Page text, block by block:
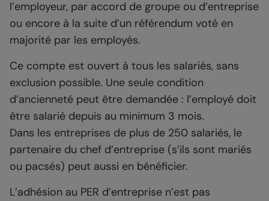
l’employeur, par accord de groupe ou d’entreprise
ou encore à la suite d’un référendum voté en
majorité par les employés.
Ce compte est ouvert à tous les salariés, sans
exclusion possible. Une seule condition
d’ancienneté peut être demandée : l’employé doit
être salarié depuis au minimum 3 mois.
Dans les entreprises de plus de 250 salariés, le
partenaire du chef d’entreprise (s’ils sont mariés
ou pacsés) peut aussi en bénéficier.
L’adhésion au PER d’entreprise n’est pas